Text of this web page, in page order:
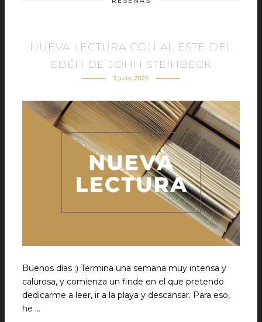
NUEVA LECTURA CON AL ESTE DEL
EDÉN DE JOHN STEINBECK
3 julio, 2026
Buenos días :) Termina una semana muy intensa y
calurosa, y comienza un finde en el que pretendo
dedicarme a leer, ir a la playa y descansar. Para eso,
he …